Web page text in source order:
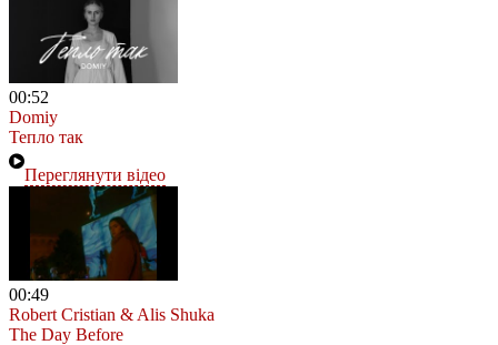
00:52
Domiy
Тепло так
Переглянути відео
00:49
Robert Cristian & Alis Shuka
The Day Before